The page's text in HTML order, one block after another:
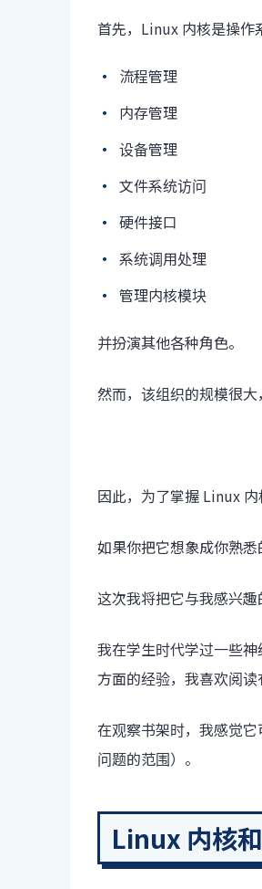
首先，Linux 内核是操作
流程管理
内存管理
设备管理
文件系统访问
硬件接口
系统调用处理
管理内核模块
并扮演其他各种角色。
然而，该组织的规模很
因此，为了掌握 Linux
如果你把它想象成你熟悉
这次我将把它与我感兴
我在学生时代学过一些
方面的经验，我喜欢阅读
在观察书架时，我感觉
问题的范围）。
Linux 内核